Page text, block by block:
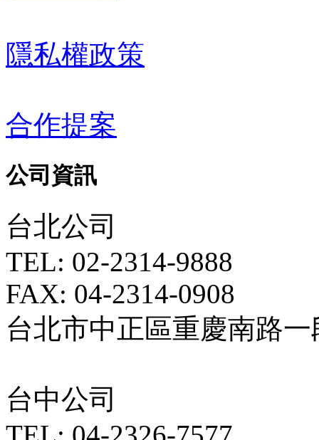
隱私權政策
合作提案
公司資訊
台北公司
TEL: 02-2314-9888
FAX: 04-2314-0908
台北市中正區重慶南路一
台中公司